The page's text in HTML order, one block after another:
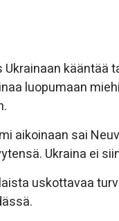
Ukrainaan
luopumaan
aikoinaan sai
Ukraina ei
uskottavaa